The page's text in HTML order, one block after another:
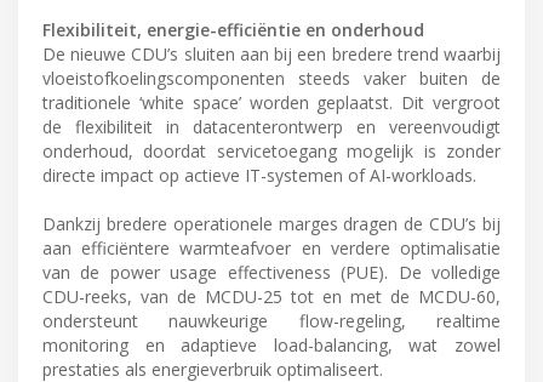
Flexibiliteit, energie-efficiëntie en onderhoud
De nieuwe CDU’s sluiten aan bij een bredere trend waarbij
vloeistofkoelingscomponenten steeds vaker buiten de
traditionele ‘white space’ worden geplaatst. Dit vergroot
de flexibiliteit in datacenterontwerp en vereenvoudigt
onderhoud, doordat servicetoegang mogelijk is zonder
directe impact op actieve IT-systemen of AI-workloads.
Dankzij bredere operationele marges dragen de CDU’s bij
aan efficiëntere warmteafvoer en verdere optimalisatie
van de power usage effectiveness (PUE). De volledige
CDU-reeks, van de MCDU-25 tot en met de MCDU-60,
ondersteunt nauwkeurige flow-regeling, realtime
monitoring en adaptieve load-balancing, wat zowel
prestaties als energieverbruik optimaliseert.